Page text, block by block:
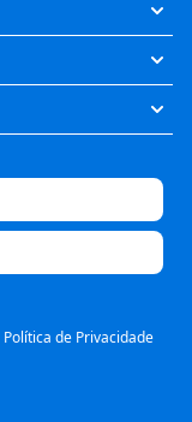
Política de Privacidade